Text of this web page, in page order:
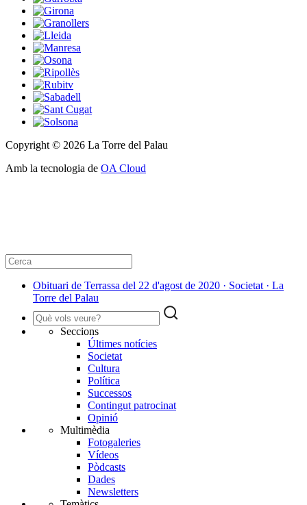
Copyright © 2026 La Torre del Palau
Amb la tecnologia de OA Cloud
Obituari de Terrassa del 22 d'agost de 2020 · Societat · La
Torre del Palau
Seccions
Últimes notícies
Societat
Cultura
Política
Successos
Contingut patrocinat
Opinió
Multimèdia
Fotogaleries
Vídeos
Pòdcasts
Dades
Newsletters